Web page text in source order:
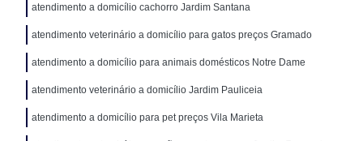
atendimento a domicílio cachorro Jardim Santana
atendimento veterinário a domicílio para gatos preços Gramado
atendimento a domicílio para animais domésticos Notre Dame
atendimento veterinário a domicílio Jardim Pauliceia
atendimento a domicílio para pet preços Vila Marieta